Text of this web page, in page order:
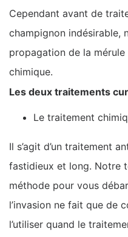
Cependant avant de
champignon indésirable,
propagation de la
chimique.
Les deux traitements
Le traitement
Il s’agit d’un traitement
fastidieux et long. Notre
méthode pour vous
l’invasion ne fait que de
l’utiliser quand le